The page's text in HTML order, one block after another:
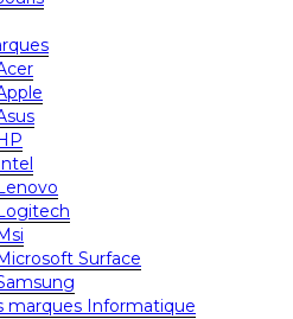
Surface
marques Informatique